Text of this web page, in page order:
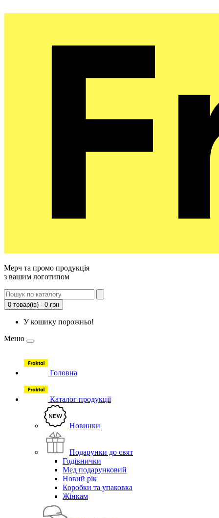
Мерч та промо продукція
з вашим логотипом
0 товар(ів) - 0 грн
У кошику порожньо!
Меню
Головна
Каталог продукції
Новинки
Подарунки до свят
Годівнички
Мед подарунковий
Новий рік
Коробки та упаковка
Жінкам